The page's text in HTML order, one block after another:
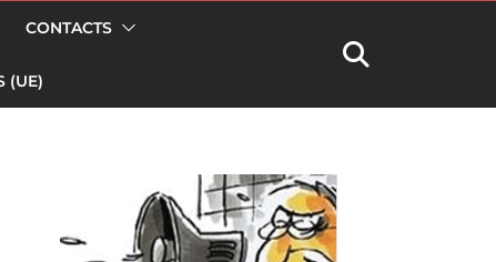
CONTACTS
(UE)